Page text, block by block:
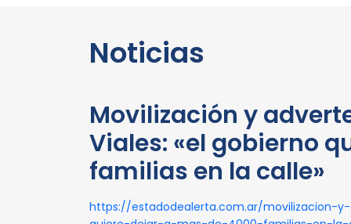
Noticias
Movilización y
Viales: «el gobierno
familias en la calle»
https://estadodealerta.com.ar/movilizacion-